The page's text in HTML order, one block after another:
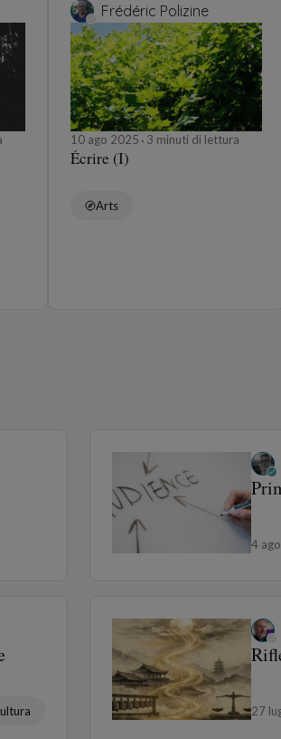
Frédéric Polizine
10 ago 2025 3 minuti di lettura
Écrire (I)
Arts
4
27